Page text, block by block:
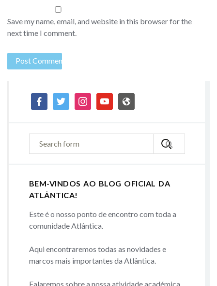
Save my name, email, and website in this browser for the
next time I comment.
facebooktwitter instagramyoutubeadmin-
site
BEM-VINDOS AO BLOG OFICIAL DA
ATLÂNTICA!
Este é o nosso ponto de encontro com toda a
comunidade Atlântica.
Aqui encontraremos todas as novidades e
marcos mais importantes da Atlântica.
Falaremos sobre a nossa atividade académica